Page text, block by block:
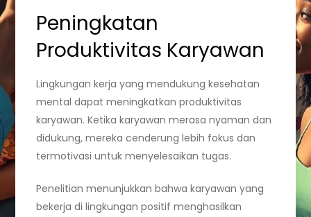
Peningkatan
Produktivitas Karyawan
Lingkungan kerja yang mendukung kesehatan
mental dapat meningkatkan produktivitas
karyawan. Ketika karyawan merasa nyaman dan
didukung, mereka cenderung lebih fokus dan
termotivasi untuk menyelesaikan tugas.
Penelitian menunjukkan bahwa karyawan yang
bekerja di lingkungan positif menghasilkan